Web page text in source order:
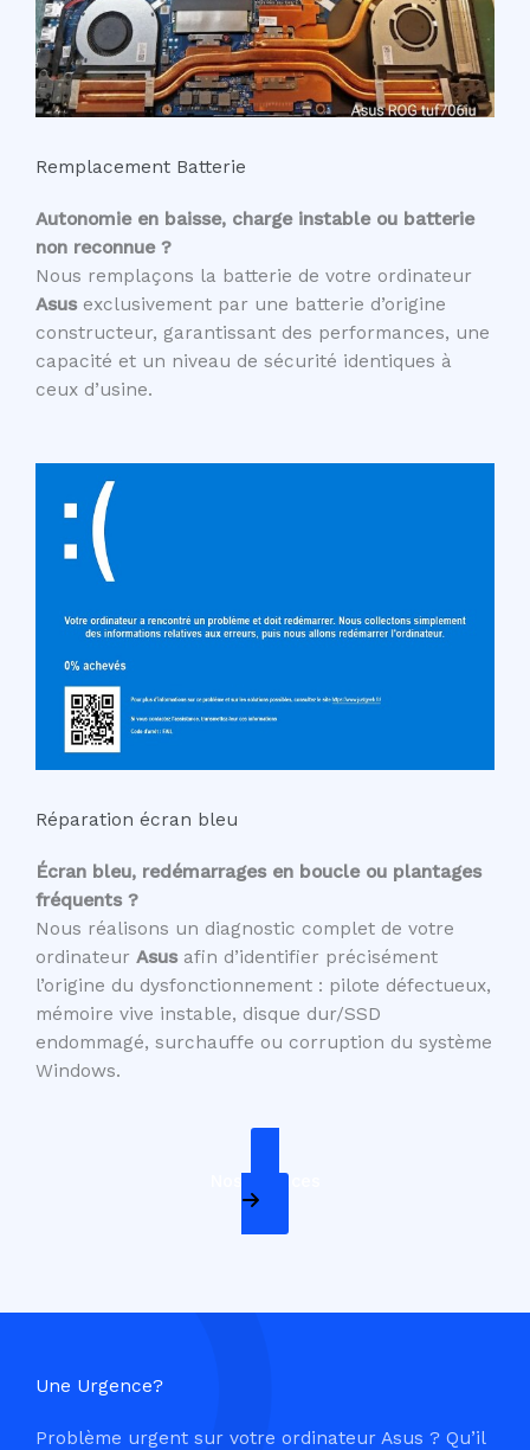
Remplacement Batterie
Autonomie en baisse, charge instable ou batterie
non reconnue ?
Nous remplaçons la batterie de votre ordinateur
Asusexclusivement par une batterie d’origine
constructeur, garantissant des performances, une
capacité et un niveau de sécurité identiques à
ceux d’usine.
Réparation écran bleu
Écran bleu, redémarrages en boucle ou plantages
fréquents ?
Nous réalisons un diagnostic complet de votre
ordinateur Asusafin d’identifier précisément
l’origine du dysfonctionnement : pilote défectueux,
mémoire vive instable, disque dur/SSD
endommagé, surchauffe ou corruption du système
Windows.
Nos Services
Une Urgence?
Problème urgent sur votre ordinateur Asus ? Qu’il